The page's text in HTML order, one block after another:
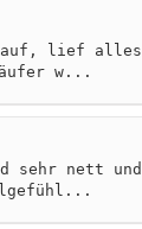
lief alles
w...
sehr nett und